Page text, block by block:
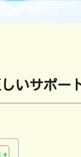
いサポー